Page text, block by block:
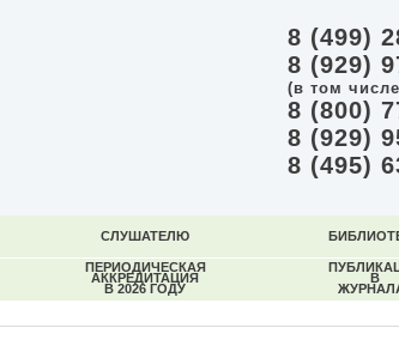
8 (499)
8 (929)
(в том
8 (800)
8 (929)
8 (495)
СЛУШАТЕЛЮ
ПЕРИОДИЧЕСКАЯ
АККРЕДИТАЦИЯ
В 2026 ГОДУ
В